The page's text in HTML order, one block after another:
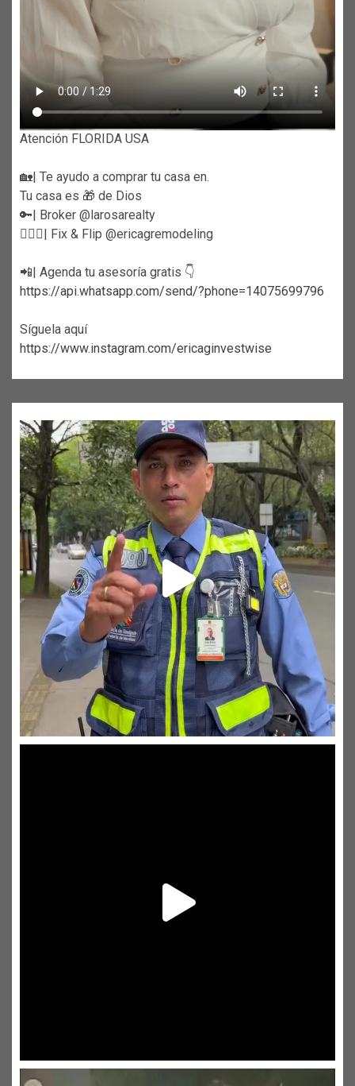
Atención FLORIDA USA
🏡| Te ayudo a comprar tu casa en.
Tu casa es 🎁 de Dios
🔑| Broker @larosarealty
👷🏼‍♀️| Fix & Flip @ericagremodeling
📲| Agenda tu asesoría gratis 👇
https://api.whatsapp.com/send/?phone=14075699796
Síguela aquí
https://www.instagram.com/ericaginvestwise